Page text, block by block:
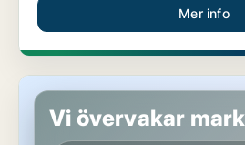
Mer info
Butikslokal i Haninge, Handen
Vi övervakar